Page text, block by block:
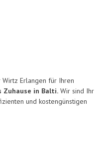
Erlangen für Ihren
Zuhause in Balti. Wir sind Ihr
und kostengünstigen